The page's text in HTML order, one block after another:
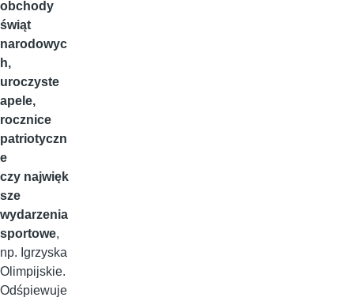
obchody
świąt
narodowyc
h,
uroczyste
apele,
rocznice
patriotyczn
e
czy najwięk
sze
wydarzenia
sportowe,
np. Igrzyska
Olimpijskie.
Odśpiewuje